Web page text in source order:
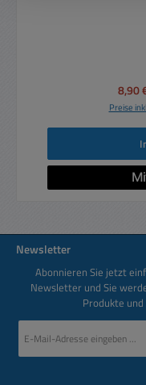
8,90
Preise
Newsletter
Abonnieren Sie jetzt
Newsletter und Sie
Produkte
Mail-